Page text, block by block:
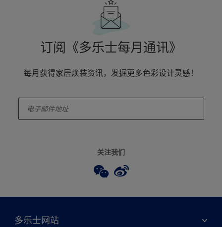
订阅《多乐士每月通讯》
每月获得家居焕装资讯，发掘更多色彩设计灵感！
关注我们
多乐士网站